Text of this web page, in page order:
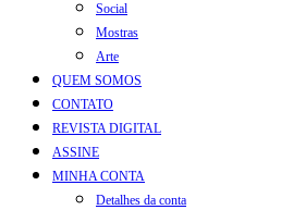
Social
Mostras
Arte
QUEM SOMOS
CONTATO
REVISTA DIGITAL
ASSINE
MINHA CONTA
Detalhes da conta